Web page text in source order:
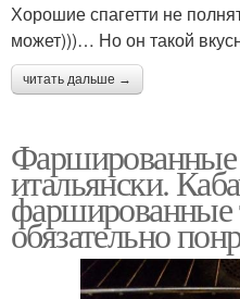
Хорошие спагетти не
может)))… Но он такой
читать дальше →
Фаршированные
итальянски.
фаршированные
обязательно